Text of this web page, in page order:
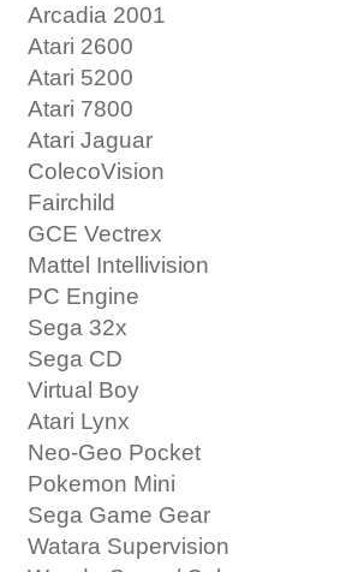
Arcadia 2001
Atari 2600
Atari 5200
Atari 7800
Atari Jaguar
ColecoVision
Fairchild
GCE Vectrex
Mattel Intellivision
PC Engine
Sega 32x
Sega CD
Virtual Boy
Atari Lynx
Neo-Geo Pocket
Pokemon Mini
Sega Game Gear
Watara Supervision